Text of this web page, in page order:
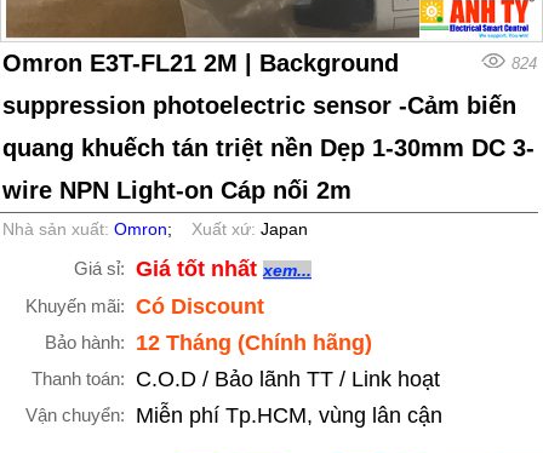
Omron E3T-FL21 2M | Background
suppression photoelectric sensor -Cảm biến
quang khuếch tán triệt nền Dẹp 1-30mm DC 3-
wire NPN Light-on Cáp nối 2m
824
Nhà sản xuất:Omron; Xuất xứ:Japan
Giá sỉ: Giá tốt nhất xem...
Khuyến mãi: Có Discount
Bảo hành: 12 Tháng (Chính hãng)
Thanh toán: C.O.D / Bảo lãnh TT / Link hoạt
Vận chuyển: Miễn phí Tp.HCM, vùng lân cận